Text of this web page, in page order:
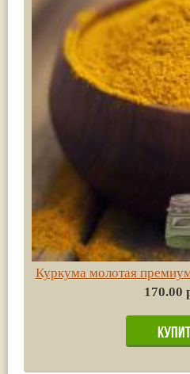
Куркума молотая
170.00